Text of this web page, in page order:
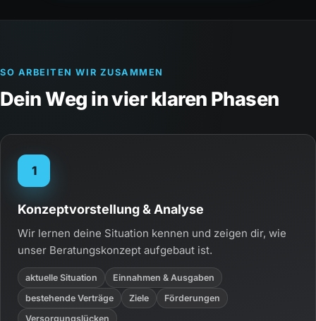
SO ARBEITEN WIR ZUSAMMEN
Dein Weg in vier klaren Phasen
1
Konzeptvorstellung & Analyse
Wir lernen deine Situation kennen und zeigen dir, wie
unser Beratungskonzept aufgebaut ist.
aktuelle Situation
Einnahmen & Ausgaben
bestehende Verträge
Ziele
Förderungen
Versorgungslücken